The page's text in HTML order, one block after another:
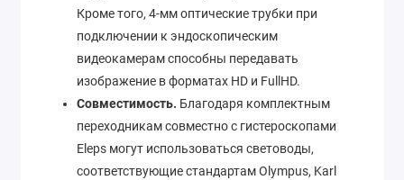
Кроме того, 4-мм оптические трубки при
подключении к эндоскопическим
видеокамерам способны передавать
изображение в форматах HD и FullHD.
Совместимость. Благодаря комплектным
переходникам совместно с гистероскопами
Eleps могут использоваться световоды,
соответствующие стандартам Olympus, Karl